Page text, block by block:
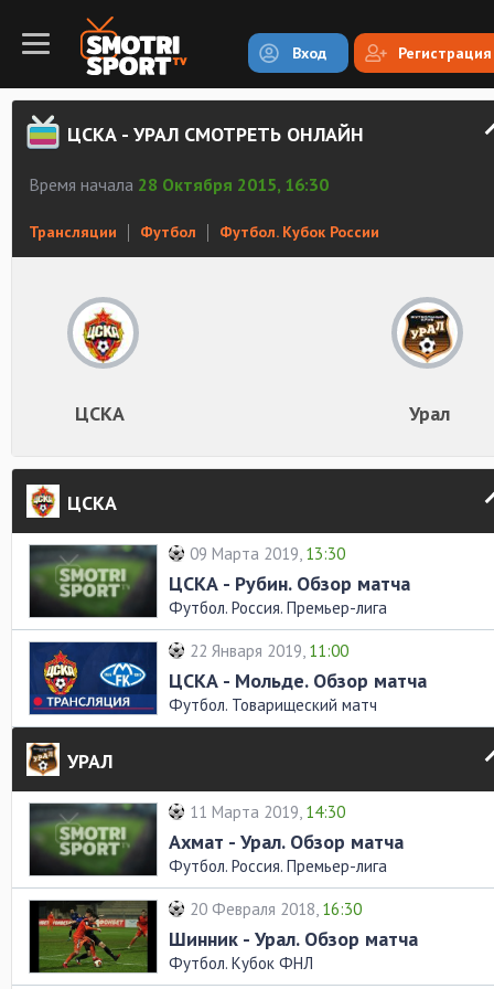
Вход Регистрация
ЦСКА - УРАЛ СМОТРЕТЬ ОНЛАЙН
Время начала 28 Октября 2015, 16:30
Трансляции Футбол Футбол. Кубок России
ЦСКА Урал
ЦСКА
09 Марта 2019, 13:30
ЦСКА - Рубин. Обзор матча
Футбол. Россия. Премьер-лига
22 Января 2019, 11:00
ЦСКА - Мольде. Обзор матча
Футбол. Товарищеский матч
УРАЛ
11 Марта 2019, 14:30
Ахмат - Урал. Обзор матча
Футбол. Россия. Премьер-лига
20 Февраля 2018, 16:30
Шинник - Урал. Обзор матча
Футбол. Кубок ФНЛ